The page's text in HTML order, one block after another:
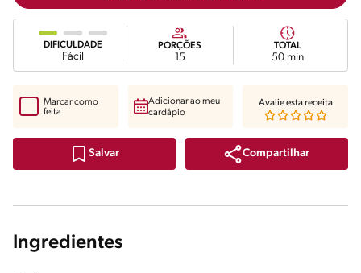
DIFICULDADE
Fácil
PORÇÕES
15
TOTAL
50 min
Salvar Compartilhar
Marcar como
feita
Adicionar ao meu
cardápio
Avalie esta receita
Ingredientes